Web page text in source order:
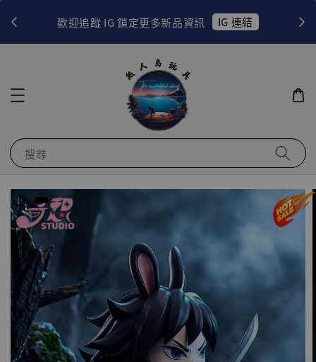
歡迎追蹤 IG 鎖定更多新品資訊 IG 連結
搜尋